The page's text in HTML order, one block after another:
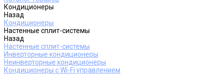
Кондиционеры
Назад
Кондиционеры
Настенные сплит-системы
Назад
Настенные сплит-системы
Инверторные кондиционеры
Неинверторные кондиционеры
Кондиционеры с Wi-Fi управлением